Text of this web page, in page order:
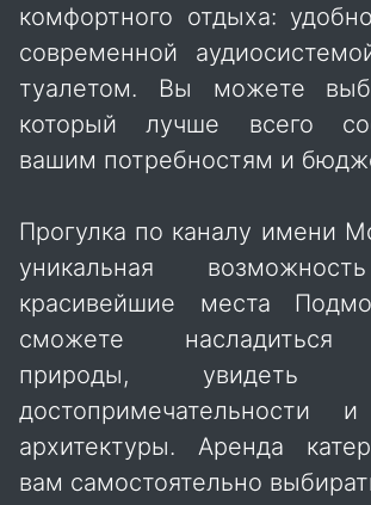
комфортного отдыха:
современной
туалетом. Вы можете
который лучше всего
вашим потребностям и
Прогулка по каналу имени
уникальная
красивейшие места
сможете насладиться
природы, увидеть
достопримечательности
архитектуры. Аренда
вам самостоятельно